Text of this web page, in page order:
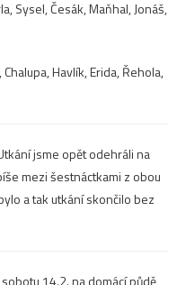
Sysel, Česák, Maňhal, Jonáš,
Havlík, Erida, Řehola,
jsme opět odehráli na
mezi šestnáctkami z obou
a tak utkání skončilo bez